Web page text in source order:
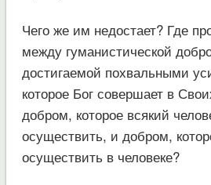
Чего же им недостает? Где
между гуманистической
достигаемой похвальными
которое Бог совершает в
добром, которое всякий
осуществить, и добром,
осуществить в человеке?